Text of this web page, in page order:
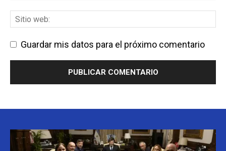
Guardar mis datos para el próximo comentario